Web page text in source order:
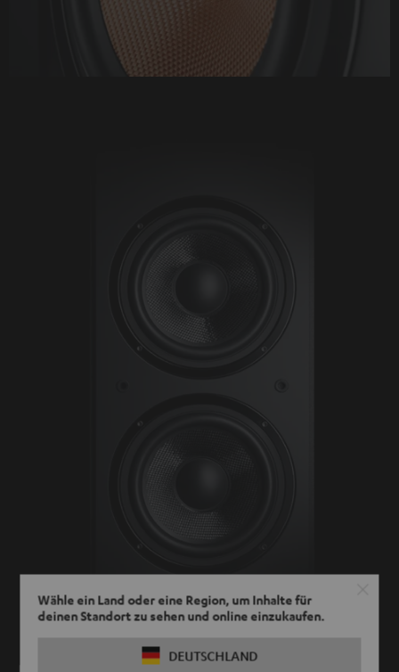
Wähle ein Land oder eine Region, um Inhalte für
deinen Standort zu sehen und online einzukaufen.
DEUTSCHLAND